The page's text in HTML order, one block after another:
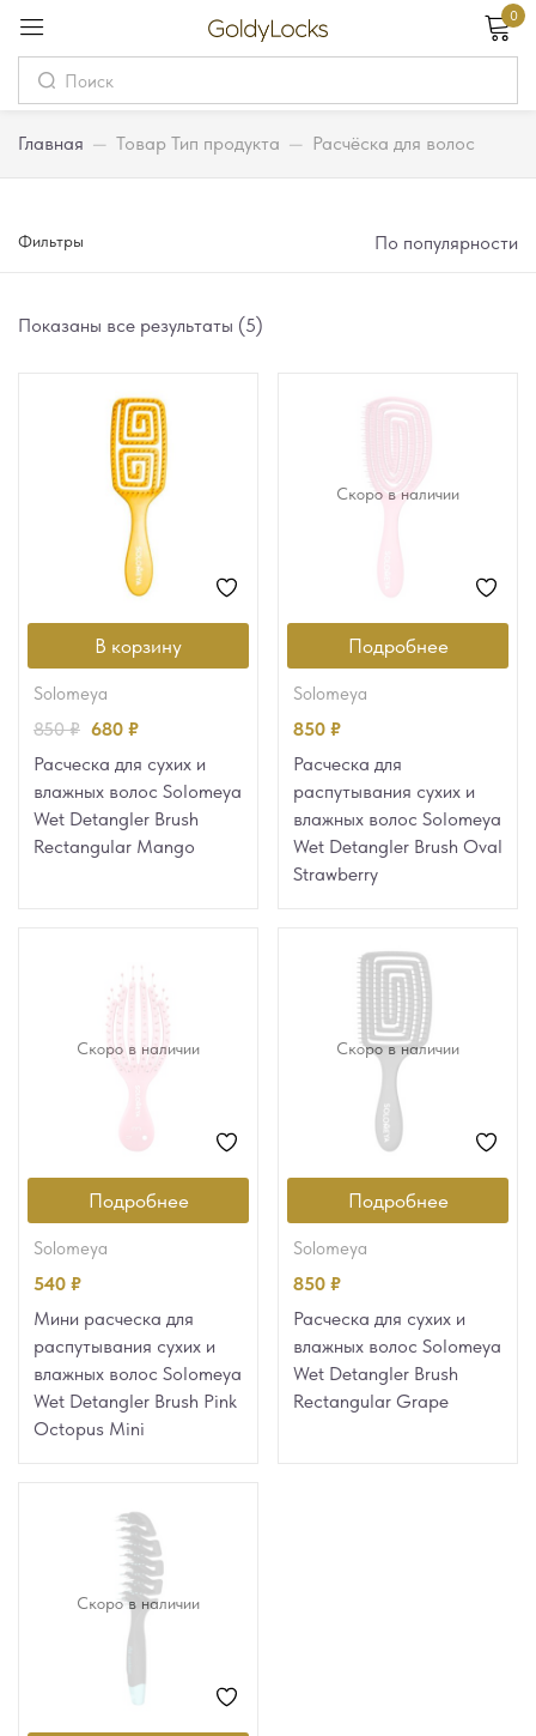
0
Главная — Товар Тип продукта — Расчёска для волос
Показаны все результаты (5)
Фильтры По популярности
В корзину
solomeya
850₽ 680 ₽
Расческа для сухих и
влажных волос Solomeya
Wet Detangler Brush
Rectangular Mango
Скоро в наличии
Подробнее
solomeya
850 ₽
Расческа для
распутывания сухих и
влажных волос Solomeya
Wet Detangler Brush Oval
Strawberry
Скоро в наличии
Подробнее
solomeya
540 ₽
Мини расческа для
распутывания сухих и
влажных волос Solomeya
Wet Detangler Brush Pink
Octopus Mini
Скоро в наличии
Подробнее
solomeya
850 ₽
Расческа для сухих и
влажных волос Solomeya
Wet Detangler Brush
Rectangular Grape
Скоро в наличии
Вход
Или войдите через